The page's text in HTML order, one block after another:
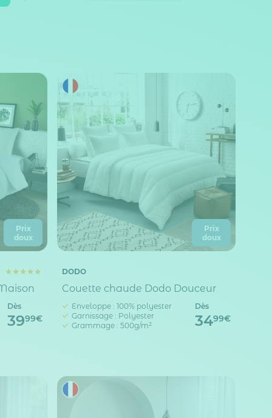
Prix
doux
Dès
3999€
Prix
doux
DODO
Couette chaude Dodo Douceur
Enveloppe : 100% polyester
Garnissage : Polyester
Grammage : 500g/m²
Dès
3499€